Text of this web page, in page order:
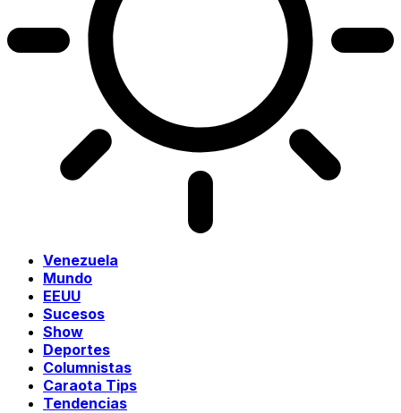
Venezuela
Mundo
EEUU
Sucesos
Show
Deportes
Columnistas
Caraota Tips
Tendencias